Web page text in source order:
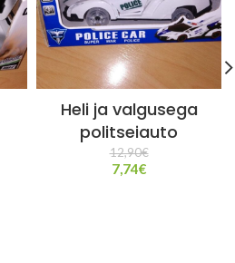
Heli ja valgusega
politseiauto
12,90€
7,74€